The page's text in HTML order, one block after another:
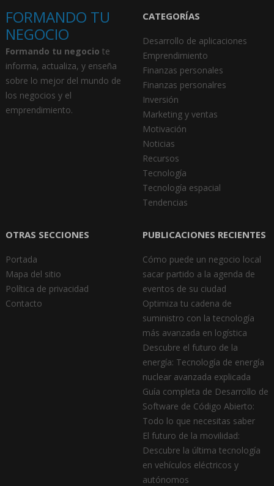
FORMANDO TU
NEGOCIO
Formando tu negocio te
informa, actualiza, y enseña
sobre lo mejor del mundo de
los negocios y el
emprendimiento.
CATEGORÍAS
Desarrollo de aplicaciones
Emprendimiento
Finanzas personales
Finanzas personalres
Inversión
Marketing y ventas
Motivación
Noticias
Recursos
Tecnología
Tecnología espacial
Tendencias
OTRAS SECCIONES
Portada
Mapa del sitio
Política de privacidad
Contacto
PUBLICACIONES RECIENTES
Cómo puede un negocio local
sacar partido a la agenda de
eventos de su ciudad
Optimiza tu cadena de
suministro con la tecnología
más avanzada en logística
Descubre el futuro de la
energía: Tecnología de energía
nuclear avanzada explicada
Guía completa de Desarrollo de
Software de Código Abierto:
Todo lo que necesitas saber
El futuro de la movilidad:
Descubre la última tecnología
en vehículos eléctricos y
autónomos